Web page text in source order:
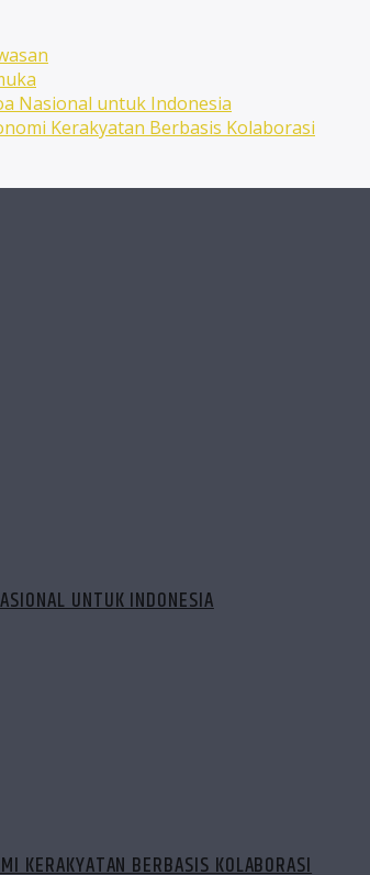
Nasional untuk Indonesia
Kerakyatan Berbasis Kolaborasi
UNTUK INDONESIA
KERAKYATAN BERBASIS KOLABORASI